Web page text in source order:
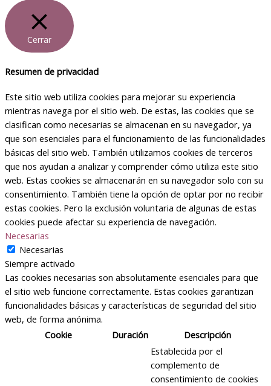
Cerrar
Resumen de privacidad
Este sitio web utiliza cookies para mejorar su experiencia
mientras navega por el sitio web. De estas, las cookies que se
clasifican como necesarias se almacenan en su navegador, ya
que son esenciales para el funcionamiento de las funcionalidades
básicas del sitio web. También utilizamos cookies de terceros
que nos ayudan a analizar y comprender cómo utiliza este sitio
web. Estas cookies se almacenarán en su navegador solo con su
consentimiento. También tiene la opción de optar por no recibir
estas cookies. Pero la exclusión voluntaria de algunas de estas
cookies puede afectar su experiencia de navegación.
Necesarias
Necesarias
Siempre activado
Las cookies necesarias son absolutamente esenciales para que
el sitio web funcione correctamente. Estas cookies garantizan
funcionalidades básicas y características de seguridad del sitio
web, de forma anónima.
Cookie
Duración Descripción
Establecida por el
complemento de
consentimiento de cookies